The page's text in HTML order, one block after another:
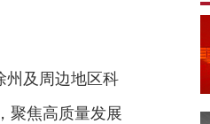
州及周边地区科
聚焦高质量发展